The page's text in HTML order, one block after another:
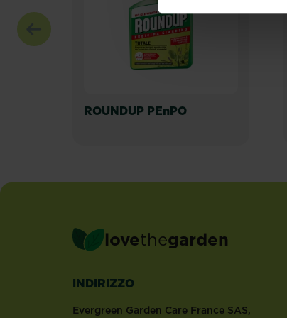
ROUNDUP PEnPO
lovethegarden
INDIRIZZO
Evergreen Garden Care France SAS,